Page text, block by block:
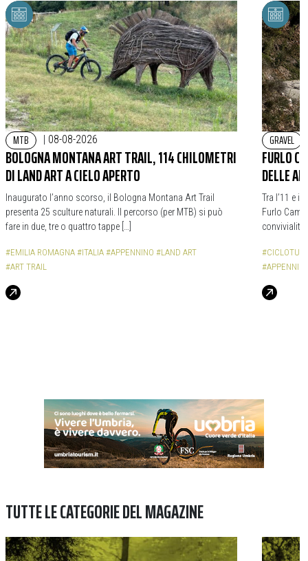
MTB | 08-08-2026
BOLOGNA MONTANA ART TRAIL, 114 CHILOMETRI
DI LAND ART A CIELO APERTO
Inaugurato l’anno scorso, il Bologna Montana Art Trail
presenta 25 sculture naturali. Il percorso (per MTB) si può
fare in due, tre o quattro tappe […]
#EMILIA ROMAGNA #ITALIA #APPENNINO #LAND ART
#ART TRAIL
GRAVEL
FURLO
DELLE
Tra l’11 e il
Furlo
convivialità
TUTTE LE CATEGORIE DEL MAGAZINE